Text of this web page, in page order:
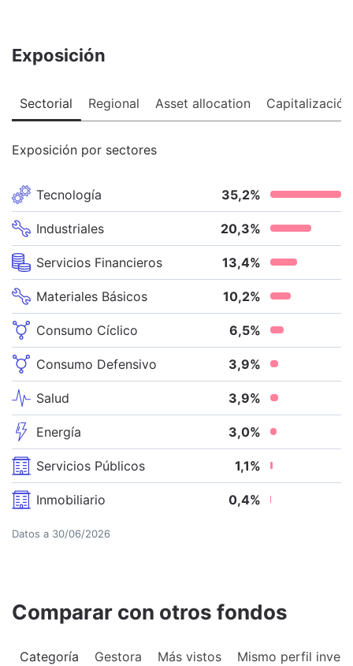
Exposición
Sectorial Regional Asset allocation Capitalización
Exposición por sectores
Tecnología 35,2%
Industriales 20,3%
Servicios Financieros 13,4%
Materiales Básicos 10,2%
Consumo Cíclico 6,5%
Consumo Defensivo 3,9%
Salud 3,9%
Energía 3,0%
Servicios Públicos 1,1%
Inmobiliario 0,4%
Datos a 30/06/2026
Comparar con otros fondos
Categoría Gestora Más vistos Mismo perfil